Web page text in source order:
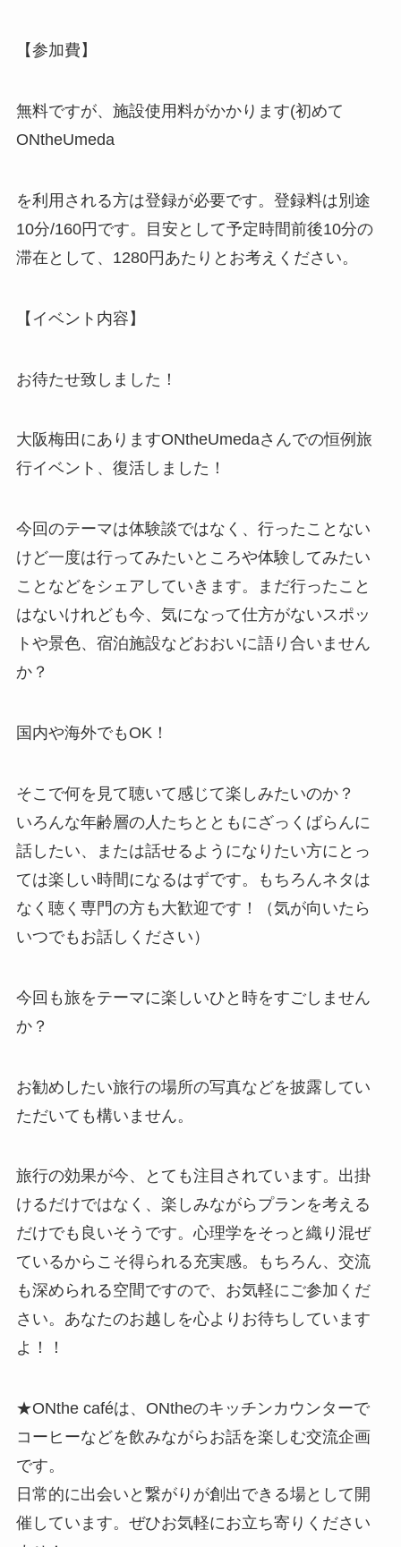
【参加費】
無料ですが、施設使用料がかかります(初めて
ONtheUmeda
を利用される方は登録が必要です。登録料は別途
10分/160円です。目安として予定時間前後10分の
滞在として、1280円あたりとお考えください。
【イベント内容】
お待たせ致しました！
大阪梅田にありますONtheUmedaさんでの恒例旅
行イベント、復活しました！
今回のテーマは体験談ではなく、行ったことない
けど一度は行ってみたいところや体験してみたい
ことなどをシェアしていきます。まだ行ったこと
はないけれども今、気になって仕方がないスポッ
トや景色、宿泊施設などおおいに語り合いません
か？
国内や海外でもOK！
そこで何を見て聴いて感じて楽しみたいのか？
いろんな年齢層の人たちとともにざっくばらんに
話したい、または話せるようになりたい方にとっ
ては楽しい時間になるはずです。もちろんネタは
なく聴く専門の方も大歓迎です！（気が向いたら
いつでもお話しください）
今回も旅をテーマに楽しいひと時をすごしません
か？
お勧めしたい旅行の場所の写真などを披露してい
ただいても構いません。
旅行の効果が今、とても注目されています。出掛
けるだけではなく、楽しみながらプランを考える
だけでも良いそうです。心理学をそっと織り混ぜ
ているからこそ得られる充実感。もちろん、交流
も深められる空間ですので、お気軽にご参加くだ
さい。あなたのお越しを心よりお待ちしています
よ！！
★ONthe caféは、ONtheのキッチンカウンターで
コーヒーなどを飲みながらお話を楽しむ交流企画
です。
日常的に出会いと繋がりが創出できる場として開
催しています。ぜひお気軽にお立ち寄りください